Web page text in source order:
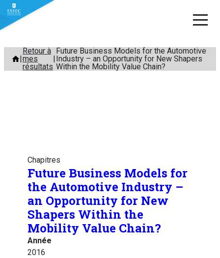
Aller
contenu
Retour à
mes
résultats
Future Business Models for the Automotive
Industry – an Opportunity for New Shapers
Within the Mobility Value Chain?
Chapitres
Future Business Models for
the Automotive Industry –
an Opportunity for New
Shapers Within the
Mobility Value Chain?
Année
2016